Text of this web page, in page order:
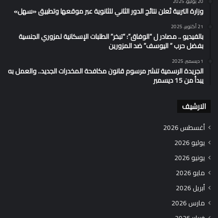
وزارة التربية تُعلن نتائج الدور الثاني للثانوية عبر موقعها وتطبيق «سهل»
21 أكتوبر، 2025
بالفيديو .. مصادر ل “الوفاق”: “تبخر” الطلبات الإسكانية لمزوري الجنسية
بفضل حرب ” اليوسف” ضد المزورين
1 ديسمبر، 2025
الجريدة الرسمية تنشر مرسوم قانون مكافحة المخدرات الجديد.. والعمل به
يبدأ من 15 ديسمبر
الارشيف
أغسطس 2026
يوليو 2026
يونيو 2026
مايو 2026
أبريل 2026
مارس 2026